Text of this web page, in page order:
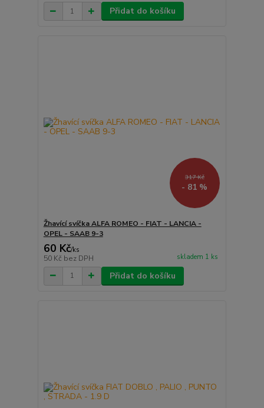
Přidat do košíku
317 Kč
- 81 %
Žhavící svíčka ALFA ROMEO - FIAT - LANCIA -
OPEL - SAAB 9-3
60 Kč/ks
50 Kč bez DPH skladem 1 ks
Přidat do košíku